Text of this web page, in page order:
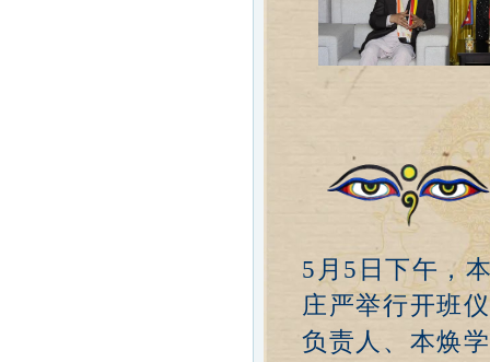
5月5日下午，
庄严举行开班
负责人、本焕